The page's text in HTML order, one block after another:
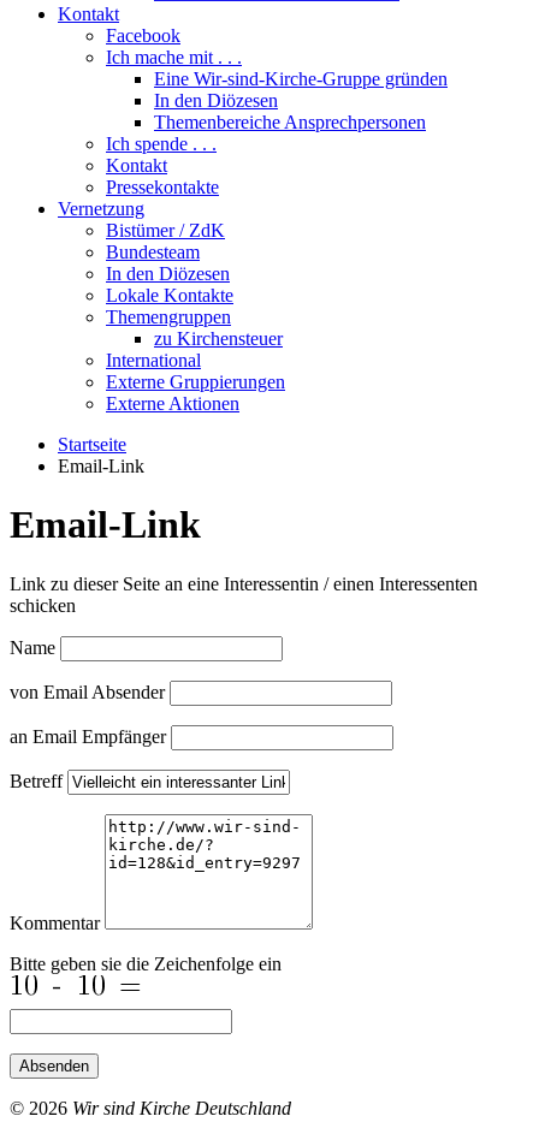
Kontakt
Facebook
Ich mache mit . . .
Eine Wir-sind-Kirche-Gruppe gründen
In den Diözesen
Themenbereiche Ansprechpersonen
Ich spende . . .
Kontakt
Pressekontakte
Vernetzung
Bistümer / ZdK
Bundesteam
In den Diözesen
Lokale Kontakte
Themengruppen
zu Kirchensteuer
International
Externe Gruppierungen
Externe Aktionen
Startseite
Email-Link
Email-Link
Link zu dieser Seite an eine Interessentin / einen Interessenten
schicken
Name
von Email Absender
an Email Empfänger
Betreff
Kommentar
Bitte geben sie die Zeichenfolge ein
Absenden
© 2026 Wir sind Kirche Deutschland